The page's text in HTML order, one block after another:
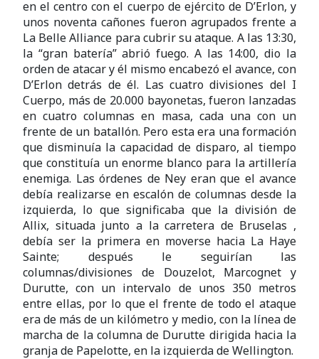
en el centro con el cuerpo de ejército de D’Erlon, y
unos noventa cañones fueron agrupados frente a
La Belle Alliance para cubrir su ataque. A las 13:30,
la “gran batería” abrió fuego. A las 14:00, dio la
orden de atacar y él mismo encabezó el avance, con
D’Erlon detrás de él. Las cuatro divisiones del I
Cuerpo, más de 20.000 bayonetas, fueron lanzadas
en cuatro columnas en masa, cada una con un
frente de un batallón. Pero esta era una formación
que disminuía la capacidad de disparo, al tiempo
que constituía un enorme blanco para la artillería
enemiga. Las órdenes de Ney eran que el avance
debía realizarse en escalón de columnas desde la
izquierda, lo que significaba que la división de
Allix, situada junto a la carretera de Bruselas ,
debía ser la primera en moverse hacia La Haye
Sainte; después le seguirían las
columnas/divisiones de Douzelot, Marcognet y
Durutte, con un intervalo de unos 350 metros
entre ellas, por lo que el frente de todo el ataque
era de más de un kilómetro y medio, con la línea de
marcha de la columna de Durutte dirigida hacia la
granja de Papelotte, en la izquierda de Wellington.